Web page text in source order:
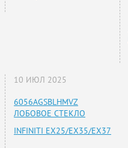
10 ИЮЛ 2025
6056AGSBLHMVZ
ЛОБОВОЕ СТЕКЛО
INFINITI EX25/EX35/EX37